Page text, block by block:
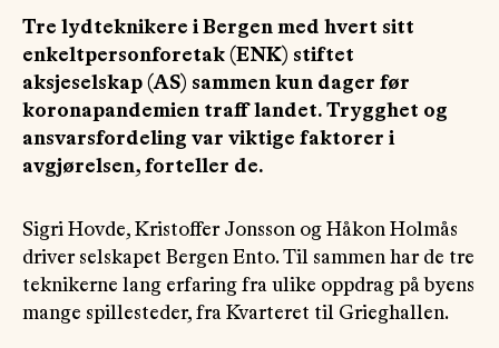
Tre lydteknikere i Bergen med hvert sitt
enkeltpersonforetak (ENK) stiftet
aksjeselskap (AS) sammen kun dager før
koronapandemien traff landet. Trygghet og
ansvarsfordeling var viktige faktorer i
avgjørelsen, forteller de.
Sigri Hovde, Kristoffer Jonsson og Håkon Holmås
driver selskapet Bergen Ento. Til sammen har de tre
teknikerne lang erfaring fra ulike oppdrag på byens
mange spillesteder, fra Kvarteret til Grieghallen.